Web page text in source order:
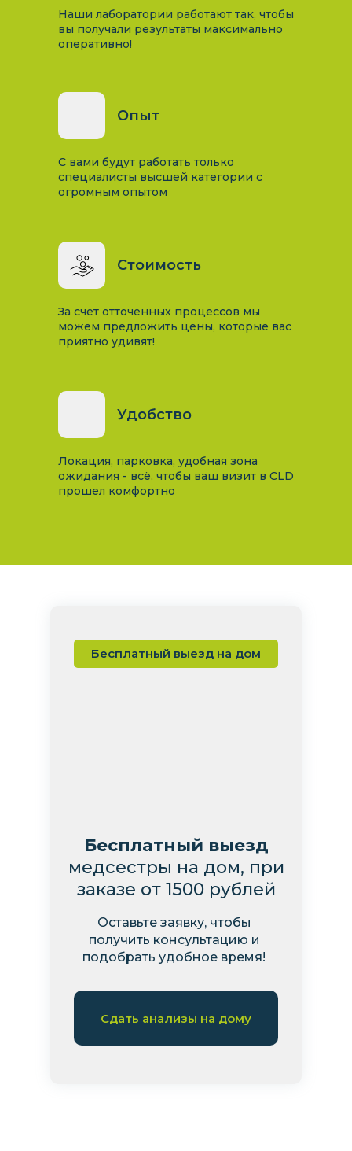
Стоимость
Опыт
Наши лаборатории работают так, чтобы
вы получали результаты максимально
оперативно!
За счет отточенных процессов мы
можем предложить цены, которые вас
приятно удивят!
С вами будут работать только
специалисты высшей категории с
огромным опытом
Удобство
Локация, парковка, удобная зона
ожидания - всё, чтобы ваш визит в CLD
прошел комфортно
Сдать анализы на дому
Бесплатный выезд
медсестры на дом, при
заказе от 1500 рублей
Оставьте заявку, чтобы
получить консультацию и
подобрать удобное время!
Бесплатный выезд на дом